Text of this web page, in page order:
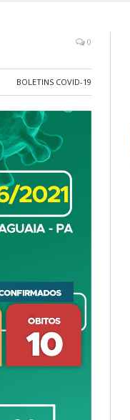
0
BOLETINS COVID-19